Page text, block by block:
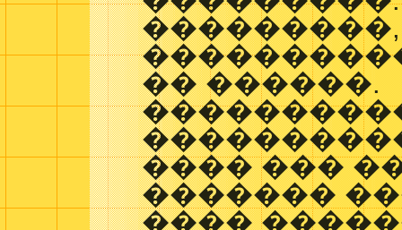
���������,
�� ������.
���� ���
�������
����